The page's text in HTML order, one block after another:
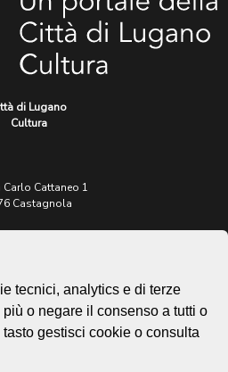
di Lugano
Cultura
Carlo Cattaneo 1
Castagnola
58 866 68 50
istituzionale:
tecnici, analytics e di terze
o negare il consenso a tutti o
gestisci cookie o consulta